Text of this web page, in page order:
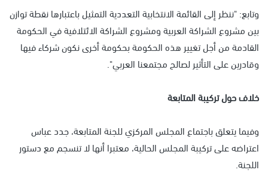
وتابع: "ننظر إلى القائمة الانتخابية التعددية التمثيل باعتبارها نقطة توازن
بين مشروع الشراكة العربية ومشروع الشراكة الائتلافية في الحكومة
القادمة من أجل تغيير هذه الحكومة بحكومة أخرى نكون شركاء فيها
وقادرين على التأثير لصالح مجتمعنا العربي".
خلاف حول تركيبة المتابعة
وفيما يتعلق باجتماع المجلس المركزي للجنة المتابعة، جدد عباس
اعتراضه على تركيبة المجلس الحالية، معتبرا أنها لا تنسجم مع دستور
اللجنة.